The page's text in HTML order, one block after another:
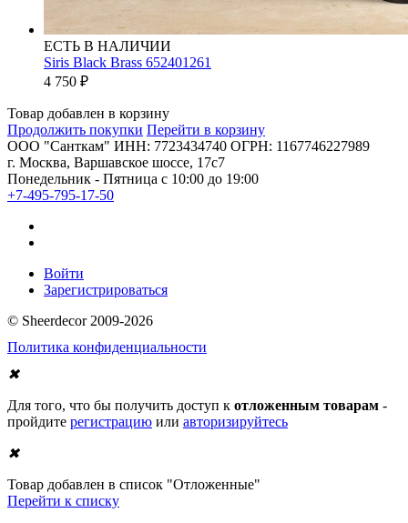
ЕСТЬ В НАЛИЧИИ
Siris Black Brass 652401261
4 750 ₽
Товар добавлен в корзину
Продолжить покупки Перейти в корзину
ООО "Санткам" ИНН: 7723434740 ОГРН: 1167746227989
г. Москва, Варшавское шоссе, 17с7
Понедельник - Пятница с 10:00 до 19:00
+7-495-795-17-50
Войти
Зарегистрироваться
© Sheerdecor 2009-2026
Политика конфиденциальности
✖
Для того, что бы получить доступ к отложенным товарам -
пройдите регистрацию или авторизируйтесь
✖
Товар добавлен в список "Отложенные"
Перейти к списку